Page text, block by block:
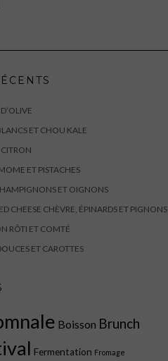
ET CHOU KALE
ET PISTACHES
ET OIGNONS
CHEESE CHÈVRE, ÉPINARDS ET PIGNONS
RÔTI ET COMTÉ
ET CAROTTES
Boisson Brunch
Fermentation Fromage